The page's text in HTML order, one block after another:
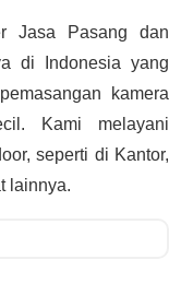
Jasa Pasang dan
di Indonesia yang
kamera
Kami melayani
seperti di Kantor,
lainnya.